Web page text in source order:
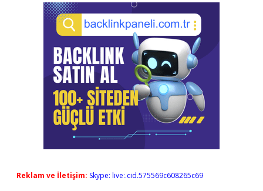
Reklam ve İletişim: Skype: live:.cid.575569c608265c69